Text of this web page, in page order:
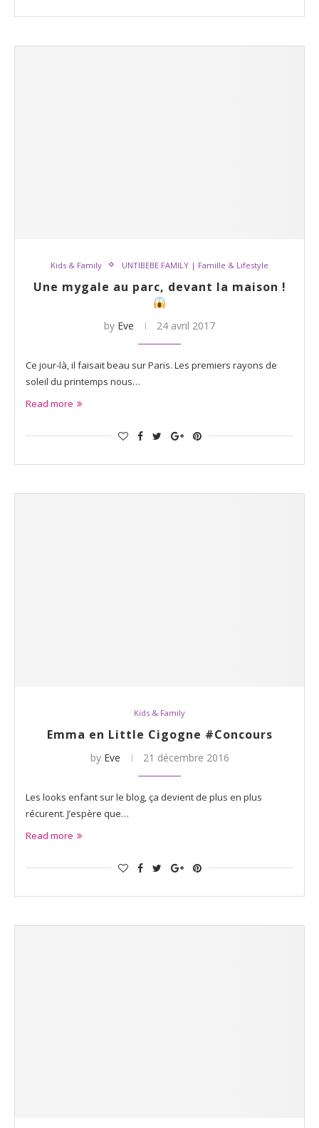
Kids & Family UNTIBEBE FAMILY | Famille & Lifestyle
Une mygale au parc, devant la maison !
by Eve 24 avril 2017
Ce jour-là, il faisait beau sur Paris. Les premiers rayons de
soleil du printemps nous…
Read more
Kids & Family
Emma en Little Cigogne #Concours
by Eve 21 décembre 2016
Les looks enfant sur le blog, ça devient de plus en plus
récurent. J’espère que…
Read more